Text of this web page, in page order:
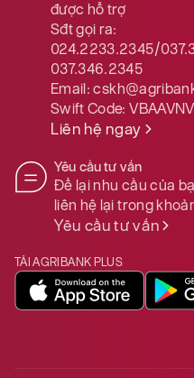
được hỗ trợ
Sđt gọi ra:
024.2233.2345/
037.346.2345
Email:
Swift Code:
Liên hệ ngay
Yêu cầu tư vấn
Để lại nhu cầu của
liên hệ lại trong
Yêu cầu tư vấn
TẢI AGRIBANK PLUS